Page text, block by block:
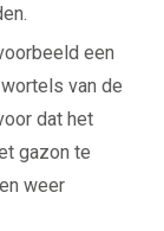
een
van de
dat het
gazon te
weer